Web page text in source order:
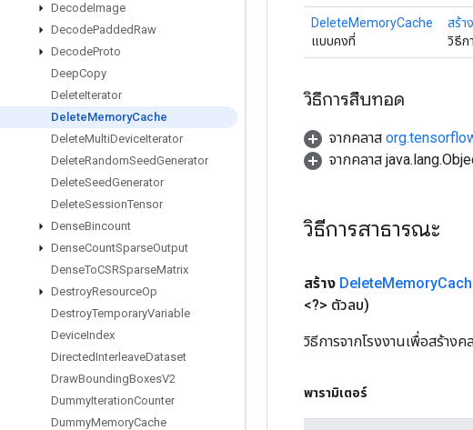
DecodeImage
DecodePaddedRaw
DecodeProto
DeepCopy
DeleteIterator
DeleteMemoryCache
DeleteMultiDeviceIterator
DeleteRandomSeedGenerator
DeleteSeedGenerator
DeleteSessionTensor
DenseBincount
DenseCountSparseOutput
DenseToCSRSparseMatrix
DestroyResourceOp
DestroyTemporaryVariable
DeviceIndex
DirectedInterleaveDataset
DrawBoundingBoxesV2
DummyIterationCounter
DummyMemoryCache
DeleteMemoryCache
แบบคงที่
สร้าง
วิธีก
วิธีการสืบทอด
จากคลาส
จากคลาส
วิธีการสาธารณะ
สร้าง DeleteMemory
<?> ตัวลบ)
วิธีการจากโรงงานเพื่อสร้าง
พารามิเตอร์